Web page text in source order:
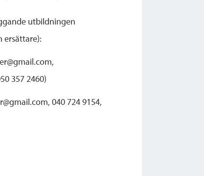
utbildningen
ersättare):
357 2460)
040 724 9154,